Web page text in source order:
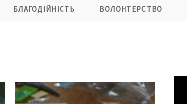
БЛАГОДІЙНІСТЬ ВОЛОНТЕРСТВО